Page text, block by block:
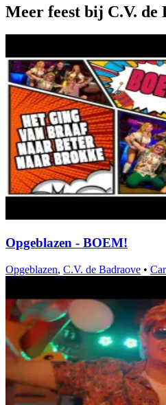
Meer feest bij C.V. de
Opgeblazen - BOEM!
Opgeblazen, C.V. de Badraove •